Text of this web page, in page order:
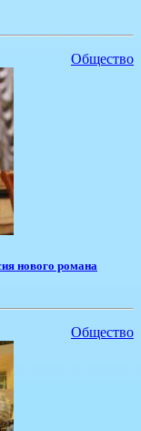
Общество
нового романа
Общество